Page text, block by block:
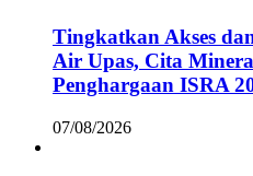
Tingkatkan Akses
Air Upas, Cita
Penghargaan ISRA
07/08/2026